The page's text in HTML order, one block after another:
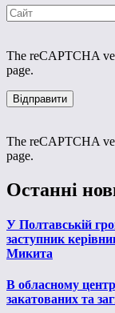
The reCAPTCHA
page.
The reCAPTCHA
page.
Останні
У Полтавській
заступник
Микита
В обласному
закатованих та